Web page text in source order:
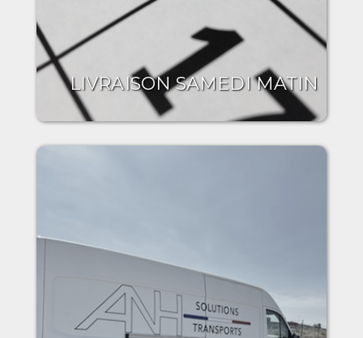
LIVRAISON SAMEDI MATIN